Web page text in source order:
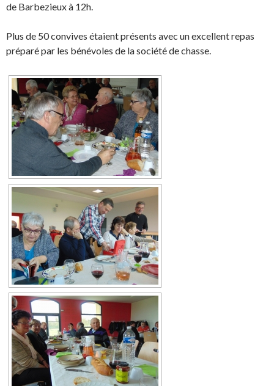
de Barbezieux à 12h.
Plus de 50 convives étaient présents avec un excellent repas
préparé par les bénévoles de la société de chasse.